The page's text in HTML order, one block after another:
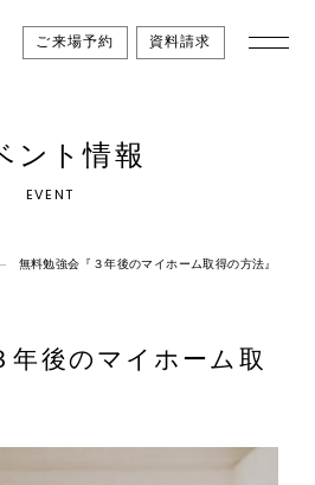
ご来場予約 資料請求
ント情報
EVENT
無料勉強会『３年後のマイホーム取得の方法』
年後のマイホーム取